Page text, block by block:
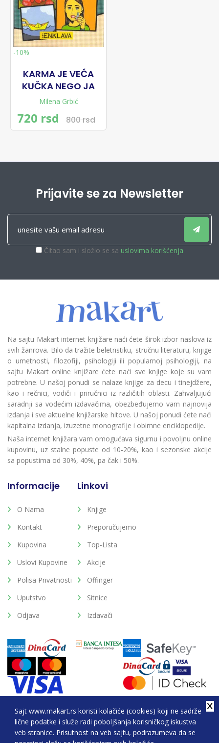
Sajt www.makart.rs koristi kolačiće (cookies) koji ne sadrže
lične podatke i služe radi poboljšanja korisničkog iskustva
veb stranice. Prisutnost na veb sajtu, podrazumeva da se
-10%
KARMA JE VEĆA
KUČKA NEGO JA
Milena Grbić
720 rsd 800 rsd
Prijavite se za Newsletter
Čitao sam i složio se sa uslovima korišćenja
Na sajtu Makart internet knjižare naći ćete širok izbor naslova iz
svih žanrova. Bilo da tražite beletristiku, stručnu literaturu, knjige
o umetnosti, filozofiji, psihologiji ili popularnoj psihologiji, na
sajtu Makart online knjižare ćete naći sve knjige koje su vam
potrebne. U našoj ponudi se nalaze knjige za decu i tinejdžere,
kao i rečnici, vodiči i priručnici iz različitih oblasti. Zahvaljujući
saradnji sa vodećim izdavačima, obezbeđujemo vam najnovija
izdanja i sve aktuelne knjižarske hitove. U našoj ponudi ćete naći
kapitalna izdanja, izuzetne monografije i obimne enciklopedije.
Naša internet knjižara vam omogućava sigurnu i povoljnu online
kupovinu, uz stalne popuste od 10-20%, kao i sezonske akcije
sa popustima od 30%, 40%, pa čak i 50%.
Informacije
O Nama
Kontakt
Kupovina
Uslovi Kupovine
Polisa Privatnosti
Uputstvo
Odjava
Linkovi
Knjige
Preporučujemo
Top-Lista
Akcije
Offinger
Sitnice
Izdavači
2026. All Rights Reserved © Makart.rs - MAKART DOO
BEOGRAD (NOVI BEOGRAD), PIB: 105184104, MB: